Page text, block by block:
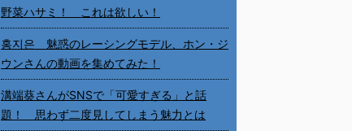
野菜ハサミ！ これは欲しい！
홍지은 魅惑のレーシングモデル、ホン・ジ
ウンさんの動画を集めてみた！
溝端葵さんがSNSで「可愛すぎる」と話
題！ 思わず二度見してしまう魅力とは